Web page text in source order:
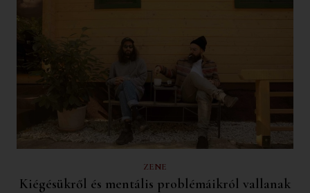
ZENE
Kiégésükről és mentális problémáikról vallanak